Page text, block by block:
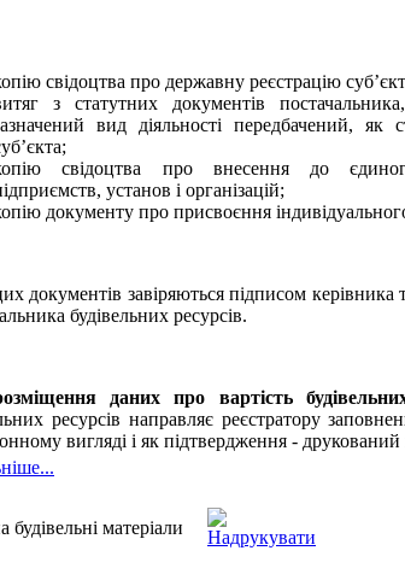
свідоцтва про державну реєстрацію
з статутних документів
вид діяльності передбачений, як
свідоцтва про внесення до
установ і організацій;
документу про присвоєння
документів завіряються підписом керівника
будівельних ресурсів.
даних про вартість
ресурсів направляє реєстратору
вигляді і як підтвердження - друкований
будівельні матеріали